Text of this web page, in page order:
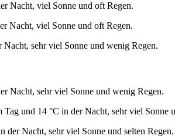
Nacht, viel Sonne und oft Regen.
Nacht, viel Sonne und oft Regen.
Nacht, sehr viel Sonne und wenig Regen.
Nacht, sehr viel Sonne und wenig Regen.
Tag und 14 °C in der Nacht, sehr viel Sonne
der Nacht, sehr viel Sonne und selten Regen.